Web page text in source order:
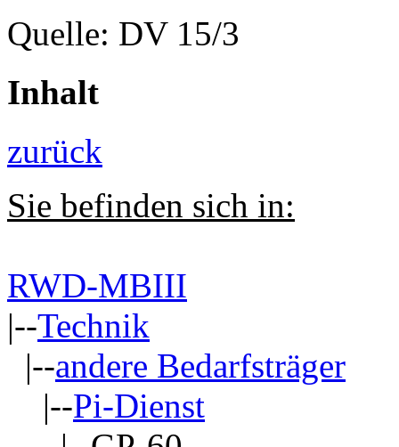
Quelle: DV 15/3
Inhalt
zurück
Sie befinden sich in:
RWD-MBIII
|--Technik
|--andere Bedarfsträger
|--Pi-Dienst